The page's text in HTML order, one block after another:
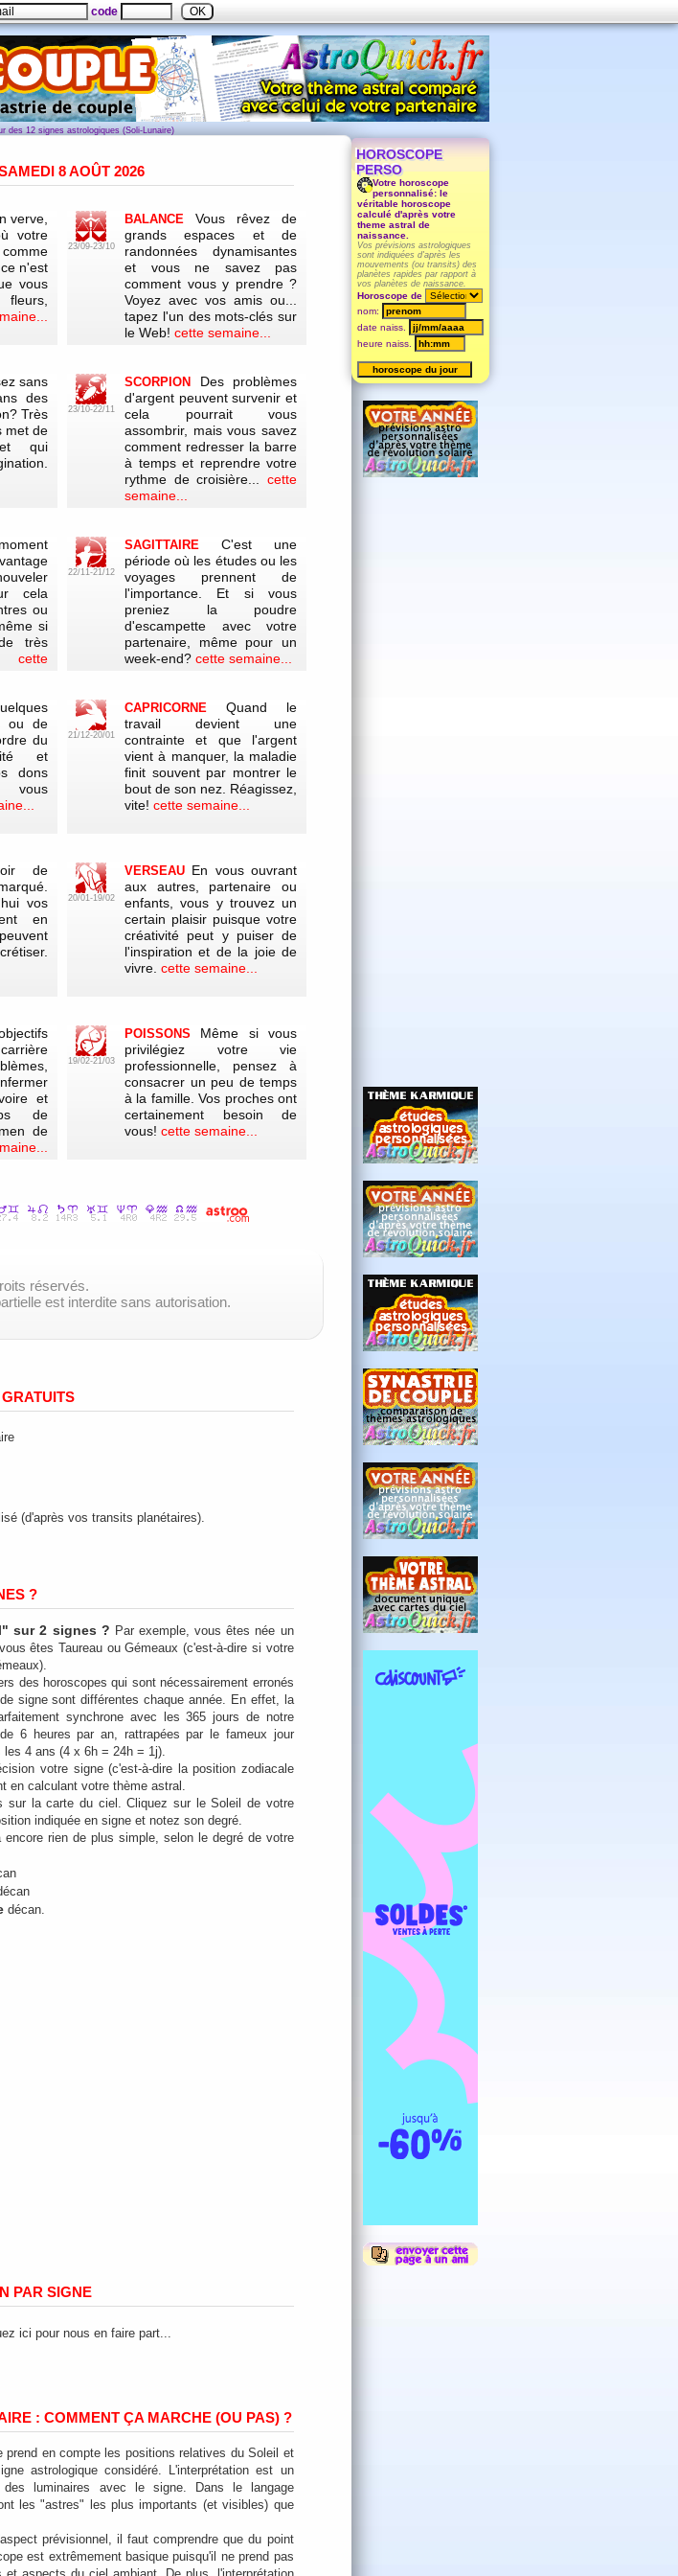
code
des 12 signes astrologiques (Soli-Lunaire)
8 AOÛT 2026
verve,
votre
n'est
vous
23/09-23/10
BALANCE
Vous rêvez de
grands espaces et de
randonnées dynamisantes
et vous ne savez pas
comment vous y prendre ?
Voyez avec vos amis ou...
tapez l'un des mots-clés sur
le Web! cette semaine...
sans
des
Très
met de
qui
23/10-22/11
SCORPION
Des problèmes
d'argent peuvent survenir et
cela pourrait vous
assombrir, mais vous savez
comment redresser la barre
à temps et reprendre votre
rythme de croisière... cette
semaine...
cela
ou
si
très
cette
22/11-21/12
SAGITTAIRE
C'est une
période où les études ou les
voyages prennent de
l'importance. Et si vous
preniez la poudre
d'escampette avec votre
partenaire, même pour un
week-end? cette semaine...
ou de
du
et
dons
vous
21/12-20/01
CAPRICORNE
Quand le
travail devient une
contrainte et que l'argent
vient à manquer, la maladie
finit souvent par montrer le
bout de son nez. Réagissez,
vite! cette semaine...
de
vos
en
20/01-19/02
VERSEAU En vous ouvrant
aux autres, partenaire ou
enfants, vous y trouvez un
certain plaisir puisque votre
créativité peut y puiser de
l'inspiration et de la joie de
vivre. cette semaine...
et
de
de
19/02-21/03
POISSONS
Même si vous
privilégiez votre vie
professionnelle, pensez à
consacrer un peu de temps
à la famille. Vos proches ont
certainement besoin de
vous! cette semaine...
réservés.
est interdite sans autorisation.
(d'après vos transits planétaires).
?
sur 2 signes ? Par exemple, vous êtes née un
êtes Taureau ou Gémeaux (c'est-à-dire si votre
des horoscopes qui sont nécessairement erronés
signe sont différentes chaque année. En effet, la
synchrone avec les 365 jours de notre
6 heures par an, rattrapées par le fameux jour
4 ans (4 x 6h = 24h = 1j).
votre signe (c'est-à-dire la position zodiacale
en calculant votrethème astral .
sur lacarte du ciel . Cliquez sur le Soleil de votre
indiquée en signe et notez son degré.
encore rien de plus simple, selon le degré de votre
décan.
PAR SIGNE
ici pour nous en faire part...
: COMMENT ÇA MARCHE (OU PAS) ?
prend en compte les positions relatives du Soleil et
astrologique considéré. L'interprétation est un
luminaires avec le signe. Dans le langage
les "astres" les plus importants (et visibles) que
prévisionnel, il faut comprendre que du point
est extrêmement basique puisqu'il ne prend pas
HOROSCOPE
PERSO
Votre horoscope
personnalisé: le
véritable horoscope
calculé d'après votre
theme astral de
naissance.
Vos prévisions astrologiques
sont indiquées d'après les
mouvements (ou transits) des
planètes rapides par rapport à
vos planètes de naissance.
Horoscope de
nom:
date naiss.
heure naiss.